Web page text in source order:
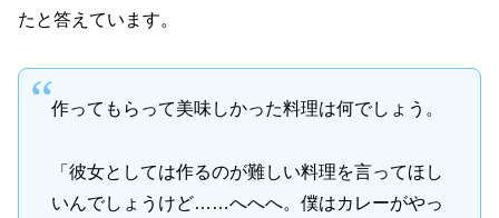
たと答えています。
作ってもらって美味しかった料理は何でしょう。
「彼女としては作るのが難しい料理を言ってほし
いんでしょうけど……へへへ。僕はカレーがやっ